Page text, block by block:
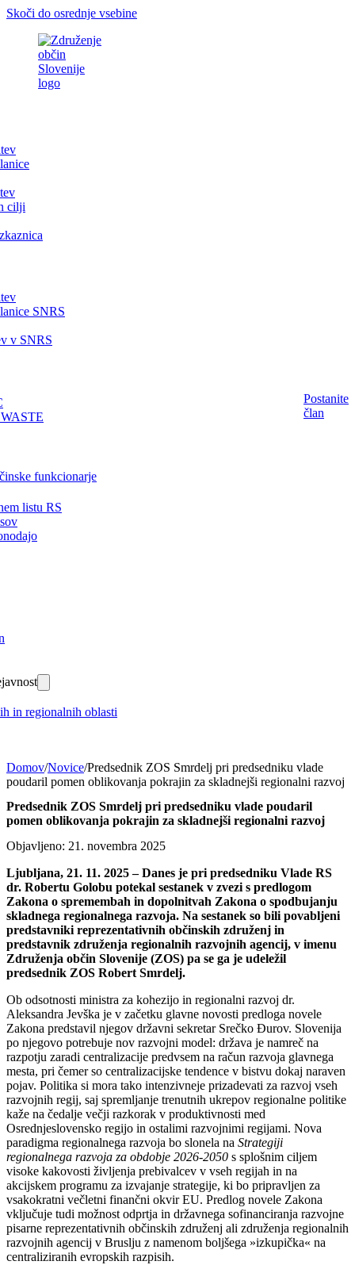
Skoči do osrednje vsebine
cilji
SNRS
v SNRS
funkcionarje
listu RS
in regionalnih oblasti
Postanite
član
Domov/Novice/Predsednik ZOS Smrdelj pri predsedniku vlade
poudaril pomen oblikovanja pokrajin za skladnejši regionalni razvoj
Predsednik ZOS Smrdelj pri predsedniku vlade poudaril
pomen oblikovanja pokrajin za skladnejši regionalni razvoj
Objavljeno: 21. novembra 2025
Ljubljana, 21. 11. 2025 – Danes je pri predsedniku Vlade RS
dr. Robertu Golobu potekal sestanek v zvezi s predlogom
Zakona o spremembah in dopolnitvah Zakona o spodbujanju
skladnega regionalnega razvoja. Na sestanek so bili povabljeni
predstavniki reprezentativnih občinskih združenj in
predstavnik združenja regionalnih razvojnih agencij, v imenu
Združenja občin Slovenije (ZOS) pa se ga je udeležil
predsednik ZOS Robert Smrdelj.
Ob odsotnosti ministra za kohezijo in regionalni razvoj dr.
Aleksandra Jevška je v začetku glavne novosti predloga novele
Zakona predstavil njegov državni sekretar Srečko Đurov. Slovenija
po njegovo potrebuje nov razvojni model: država je namreč na
razpotju zaradi centralizacije predvsem na račun razvoja glavnega
mesta, pri čemer so centralizacijske tendence v bistvu dokaj naraven
pojav. Politika si mora tako intenzivneje prizadevati za razvoj vseh
razvojnih regij, saj spremljanje trenutnih ukrepov regionalne politike
kaže na čedalje večji razkorak v produktivnosti med
Osrednjeslovensko regijo in ostalimi razvojnimi regijami. Nova
paradigma regionalnega razvoja bo slonela na Strategiji
regionalnega razvoja za obdobje 2026-2050 s splošnim ciljem
visoke kakovosti življenja prebivalcev v vseh regijah in na
akcijskem programu za izvajanje strategije, ki bo pripravljen za
vsakokratni večletni finančni okvir EU. Predlog novele Zakona
vključuje tudi možnost odprtja in državnega sofinanciranja razvojne
pisarne reprezentativnih občinskih združenj ali združenja regionalnih
razvojnih agencij v Bruslju z namenom boljšega »izkupička« na
centraliziranih evropskih razpisih.